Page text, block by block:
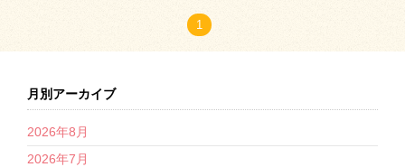
1
月別アーカイブ
2026年8月
2026年7月